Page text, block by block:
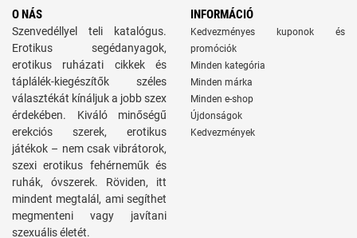
O NÁS
Szenvedéllyel teli katalógus.
Erotikus segédanyagok,
erotikus ruházati cikkek és
táplálék-kiegészítők széles
választékát kínáljuk a jobb szex
érdekében. Kiváló minőségű
erekciós szerek, erotikus
játékok – nem csak vibrátorok,
szexi erotikus fehérneműk és
ruhák, óvszerek. Röviden, itt
mindent megtalál, ami segíthet
megmenteni vagy javítani
szexuális életét.
INFORMÁCIÓ
Kedvezményes kuponok és
promóciók
Minden kategória
Minden márka
Minden e-shop
Újdonságok
Kedvezmények